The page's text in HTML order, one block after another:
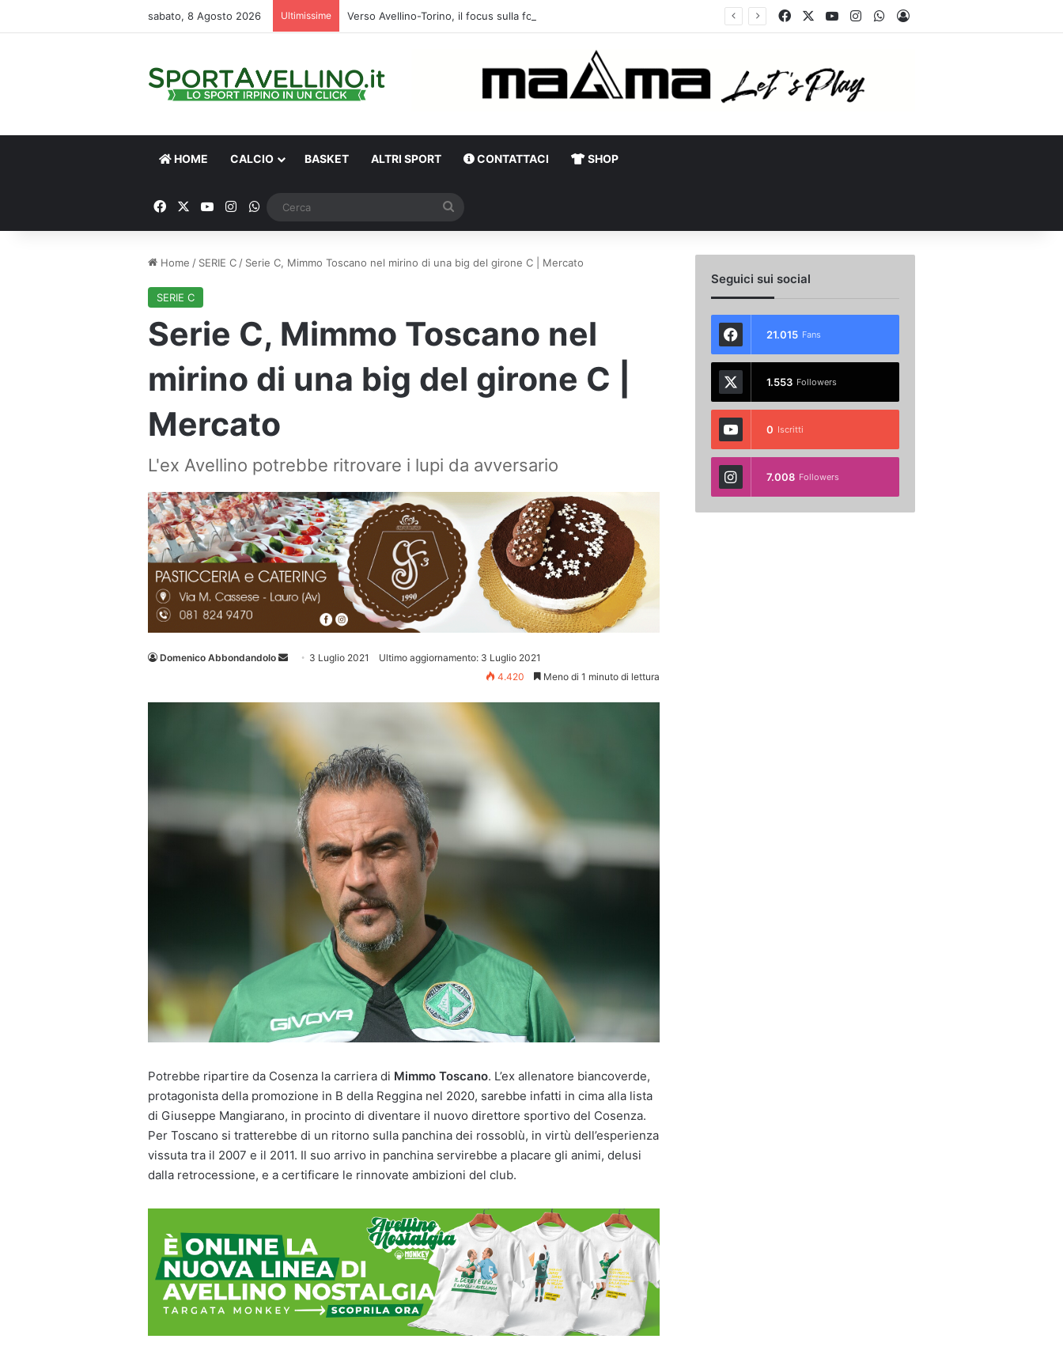
sabato, 8 Agosto 2026 Ultimissime Verso Avellino-Torino, il focus sulla formazione granata FacebookYou TubeInstagramWhatsApp
Accedi
HOME CALCIO BASKET ALTRI SPORT CONTATTACI SHOP
FacebookYou TubeInstagram
WhatsApp
Home / SERIE C / Serie C, Mimmo Toscano nel mirino di una big del girone C | Mercato
SERIE C
Serie C, Mimmo Toscano nel
mirino di una big del girone C |
Mercato
L'ex Avellino potrebbe ritrovare i lupi da avversario
Domenico Abbondandolo
Invia 3 Luglio 2021
Ultimo aggiornamento: 3 Luglio 2021
4.420
Meno di 1 minuto di lettura
Potrebbe ripartire da Cosenza la carriera di Mimmo Toscano. L’ex allenatore biancoverde,
protagonista della promozione in B della Reggina nel 2020, sarebbe infatti in cima alla lista
di Giuseppe Mangiarano, in procinto di diventare il nuovo direttore sportivo del Cosenza.
Per Toscano si tratterebbe di un ritorno sulla panchina dei rossoblù, in virtù dell’esperienza
vissuta tra il 2007 e il 2011. Il suo arrivo in panchina servirebbe a placare gli animi, delusi
dalla retrocessione, e a certificare le rinnovate ambizioni del club.
Seguici sui social
21.015 Fans
1.553 Followers
0 Iscritti
7.008 Followers